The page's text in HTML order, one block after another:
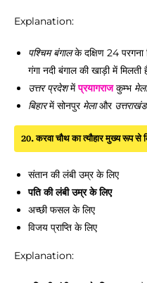
Explanation:
पश्चिम बंगालके दक्षिण 24 परगना
गंगा नदी बंगाल की खाड़ी में मिलती
उत्तर प्रदेशमेंप्रयागराजकुम्भ मेला
बिहारमें सोनपुर मेलाऔर उत्तराखंड
20. करवा चौथ का त्यौहार मुख्य रूप से
संतान की लंबी उम्र के लिए
पति की लंबी उम्र के लिए
अच्छी फसल के लिए
विजय प्राप्ति के लिए
Explanation: